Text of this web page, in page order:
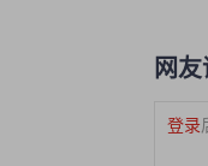
网
登录